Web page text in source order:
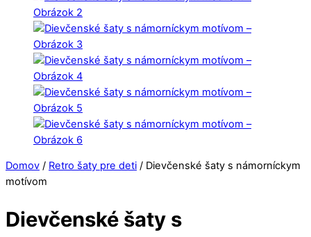
Domov / Retro šaty pre deti / Dievčenské šaty s námorníckym
motívom
Dievčenské šaty s